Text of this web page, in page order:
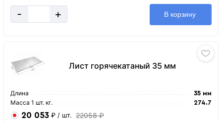
- + В корзину
Лист горячекатаный 35 мм
Длина 35 мм
Масса 1 шт. кг. 274.7
20 053 ₽ / шт. 22058 ₽